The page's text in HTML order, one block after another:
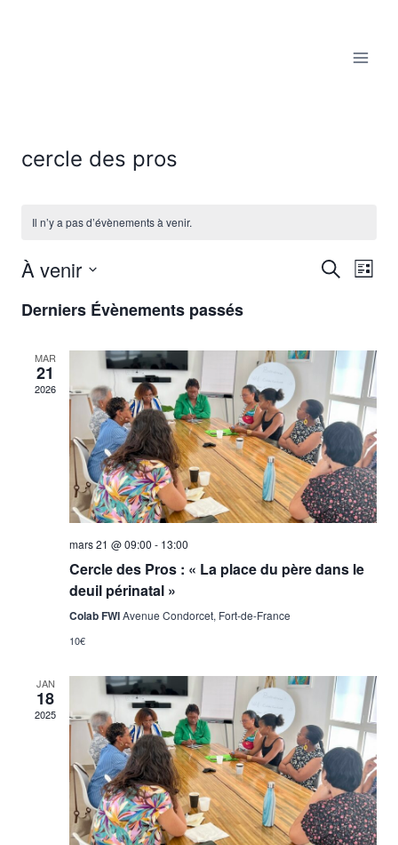
cercle des pros
Il n’y a pas d’évènements à venir.
de
vues
Recherche
Liste
À venir
une
Derniers Évènements passés
MAR
21
2026
mars 21 @ 09:00 - 13:00
Cercle des Pros : « La place du père dans le
deuil périnatal »
Colab FWIAvenue Condorcet, Fort-de-France
10€
JAN
18
2025